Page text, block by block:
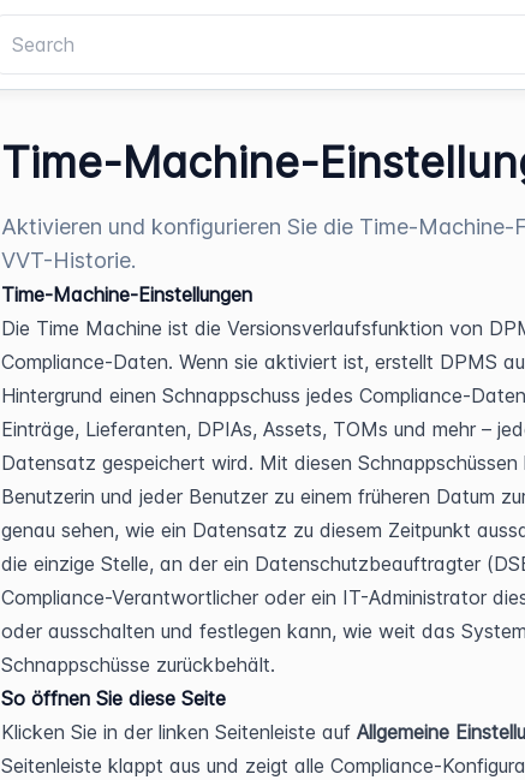
Time-Machine-
Aktivieren und konfigurieren Sie die Time-Machine-
VVT-Historie.
Time-Machine-Einstellungen
Die Time Machine ist die Versionsverlaufsfunktion von
Compliance-Daten. Wenn sie aktiviert ist, erstellt DPMS
Hintergrund einen Schnappschuss jedes Compliance-
Einträge, Lieferanten, DPIAs, Assets, TOMs und mehr –
Datensatz gespeichert wird. Mit diesen Schnappschüssen
Benutzerin und jeder Benutzer zu einem früheren Datum
genau sehen, wie ein Datensatz zu diesem Zeitpunkt
die einzige Stelle, an der ein Datenschutzbeauftragter
Compliance-Verantwortlicher oder ein IT-Administrator
oder ausschalten und festlegen kann, wie weit das
Schnappschüsse zurückbehält.
So öffnen Sie diese Seite
Klicken Sie in der linken Seitenleiste auf Allgemeine
Seitenleiste klappt aus und zeigt alle Compliance-